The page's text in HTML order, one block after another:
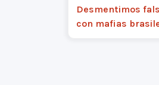
Desmentimos
con mafias